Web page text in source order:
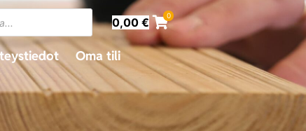
0,00€ 0
Oma tili